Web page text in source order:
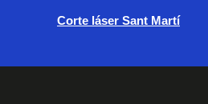
Corte láser Sant Martí